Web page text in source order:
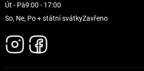
Út - Pá9:00 - 17:00
So, Ne, Po + státní svátkyZavřeno